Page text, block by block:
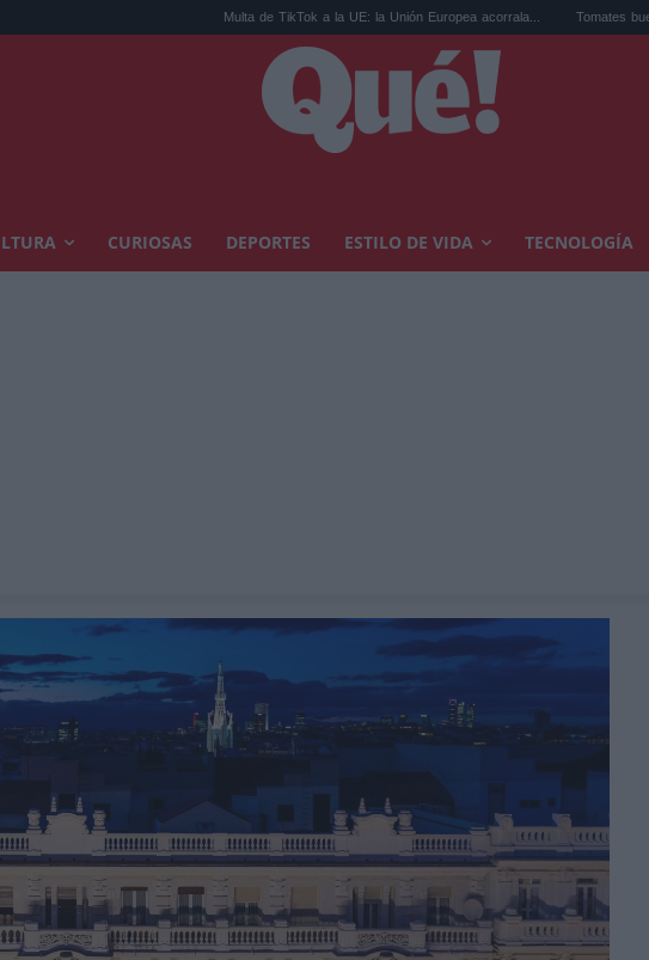
Multa de TikTok a la UE: la Unión Europea acorrala... Tomates buenos en
CURIOSAS DEPORTES ESTILO DE VIDA TECNOLOGÍA